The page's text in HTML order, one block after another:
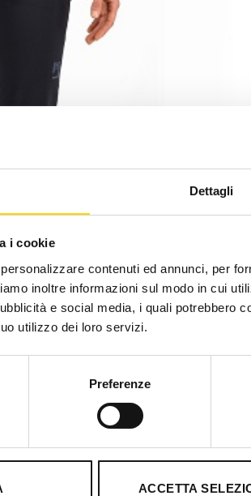
Dettagli
i cookie
contenuti ed annunci, per
inoltre informazioni sul modo in cui
e social media, i quali potrebbero
utilizzo dei loro servizi.
Preferenze
ACCETTA